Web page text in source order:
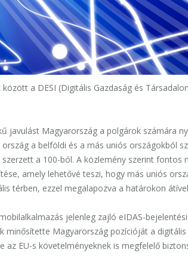
a DESI (Digitális Gazdaság és
javulást Magyarország a polgárok számára
a belföldi és a más uniós országokból
a 100-ból. A közlemény szerint fontos
amely lehetővé teszi, hogy más uniós
térben, ezzel megalapozva a határokon
jelenleg zajló eIDAS-
minősítette Magyarország pozícióját a
az EU-s követelményeknek is megfelelő